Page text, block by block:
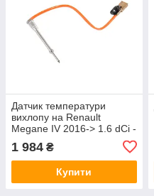
Датчик температури
вихлопу на Renault
Megane IV 2016-> 1.6 dCi -
1 984 ₴
Купити